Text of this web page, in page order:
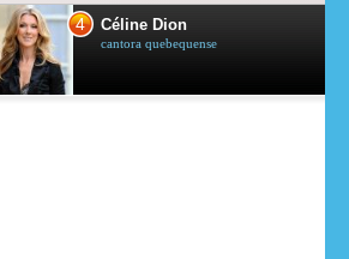
4 Céline Dion
cantora quebequense